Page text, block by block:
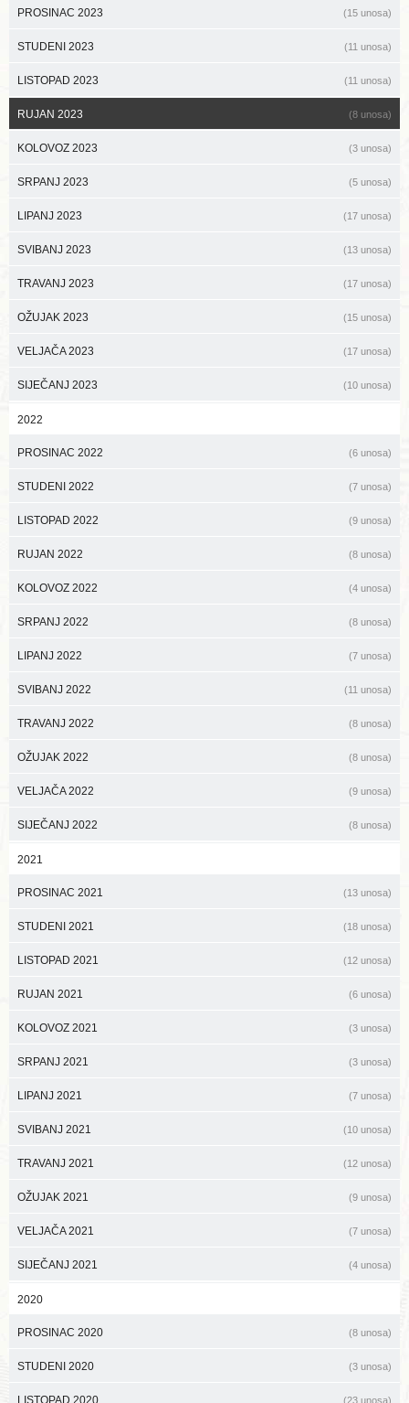
PROSINAC 2023 (15 unosa)
STUDENI 2023 (11 unosa)
LISTOPAD 2023 (11 unosa)
RUJAN 2023 (8 unosa)
KOLOVOZ 2023 (3 unosa)
SRPANJ 2023 (5 unosa)
LIPANJ 2023 (17 unosa)
SVIBANJ 2023 (13 unosa)
TRAVANJ 2023 (17 unosa)
OŽUJAK 2023 (15 unosa)
VELJAČA 2023 (17 unosa)
SIJEČANJ 2023 (10 unosa)
2022
PROSINAC 2022 (6 unosa)
STUDENI 2022 (7 unosa)
LISTOPAD 2022 (9 unosa)
RUJAN 2022 (8 unosa)
KOLOVOZ 2022 (4 unosa)
SRPANJ 2022 (8 unosa)
LIPANJ 2022 (7 unosa)
SVIBANJ 2022 (11 unosa)
TRAVANJ 2022 (8 unosa)
OŽUJAK 2022 (8 unosa)
VELJAČA 2022 (9 unosa)
SIJEČANJ 2022 (8 unosa)
2021
PROSINAC 2021 (13 unosa)
STUDENI 2021 (18 unosa)
LISTOPAD 2021 (12 unosa)
RUJAN 2021 (6 unosa)
KOLOVOZ 2021 (3 unosa)
SRPANJ 2021 (3 unosa)
LIPANJ 2021 (7 unosa)
SVIBANJ 2021 (10 unosa)
TRAVANJ 2021 (12 unosa)
OŽUJAK 2021 (9 unosa)
VELJAČA 2021 (7 unosa)
SIJEČANJ 2021 (4 unosa)
2020
PROSINAC 2020 (8 unosa)
STUDENI 2020 (3 unosa)
LISTOPAD 2020 (23 unosa)